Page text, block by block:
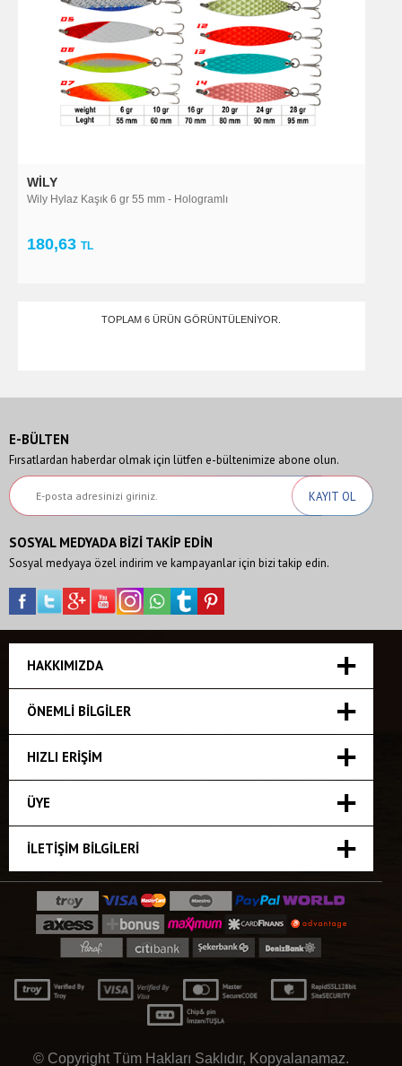
WILY
Wily Hylaz Kaşık 6 gr 55 mm - Hologramlı
180,63 TL
TOPLAM 6 ÜRÜN GÖRÜNTÜLENIYOR.
E-BÜLTEN
Fırsatlardan haberdar olmak için lütfen e-bültenimize abone olun.
SOSYAL MEDYADA BİZİ TAKİP EDİN
Sosyal medyaya özel indirim ve kampayanlar için bizi takip edin.
HAKKIMIZDA
ÖNEMLI BILGILER
HIZLI ERIŞIM
ÜYE
İLETIŞIM BILGILERI
© Copyright Tüm Hakları Saklıdır, Kopyalanamaz.